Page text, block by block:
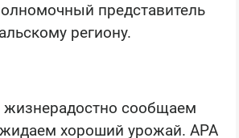
представитель
региону.
сообщаем
хороший урожай. АРА